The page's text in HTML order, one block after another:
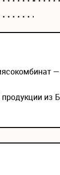
из